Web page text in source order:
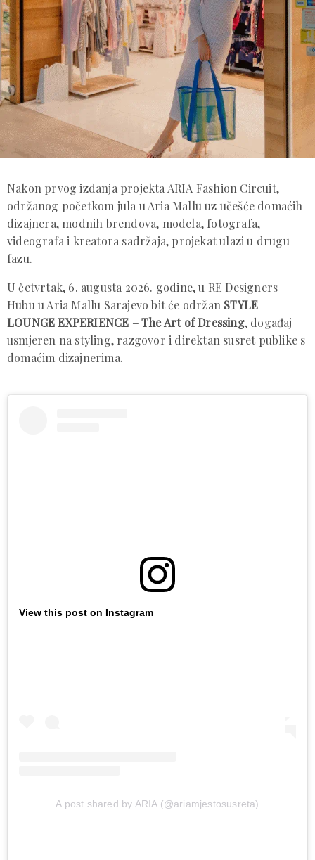
Nakon prvog izdanja projekta ARIA Fashion Circuit,
održanog početkom jula u Aria Mallu uz učešće domaćih
dizajnera, modnih brendova, modela, fotografa,
videografa i kreatora sadržaja, projekat ulazi u drugu
fazu.
U četvrtak, 6. augusta 2026. godine, u RE Designers
Hubu u Aria Mallu Sarajevo bit će održan STYLE
LOUNGE EXPERIENCE – The Art of Dressing, događaj
usmjeren na styling, razgovor i direktan susret publike s
domaćim dizajnerima.
View this post on Instagram
A post shared by ARIA (@ariamjestosusreta)